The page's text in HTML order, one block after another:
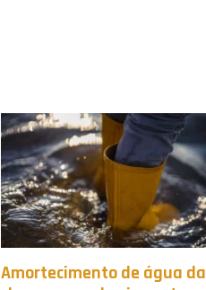
Amortecimento de água da